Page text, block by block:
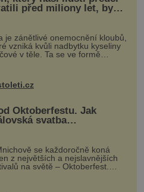
[gallery
před miliony let, by
pomoci s léčbou
králů“
je zánětlivé onemocnění kloubů,
vzniká kvůli nadbytku kyseliny
v těle. Ta se ve formě
a způsobuje bole...
Oktoberfestu. Jak
svatba
největší pivní
světa
se každoročně koná
z největších a nejslavnějších
na světě – Oktoberfest.
kteří si vychutnávají